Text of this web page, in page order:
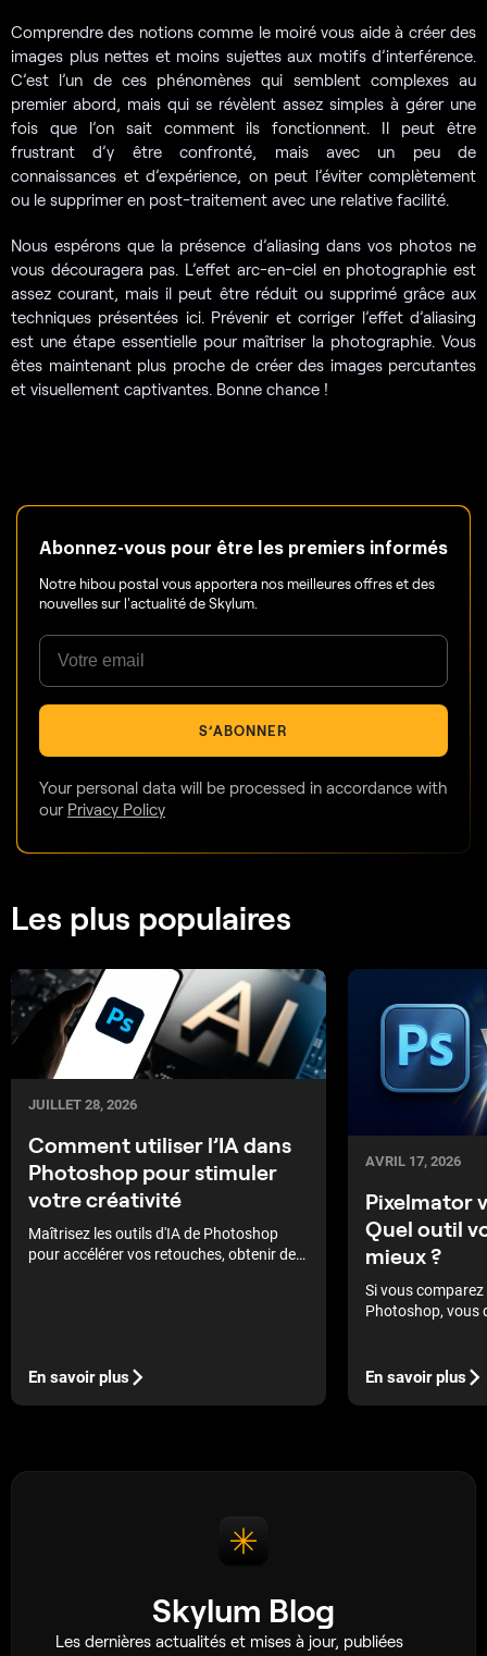
Comprendre des notions comme le moiré vous aide à créer des
images plus nettes et moins sujettes aux motifs d’interférence.
C’est l’un de ces phénomènes qui semblent complexes au
premier abord, mais qui se révèlent assez simples à gérer une
fois que l’on sait comment ils fonctionnent. Il peut être
frustrant d’y être confronté, mais avec un peu de
connaissances et d’expérience, on peut l’éviter complètement
ou le supprimer en post-traitement avec une relative facilité.
Nous espérons que la présence d’aliasing dans vos photos ne
vous découragera pas. L’effet arc-en-ciel en photographie est
assez courant, mais il peut être réduit ou supprimé grâce aux
techniques présentées ici. Prévenir et corriger l’effet d’aliasing
est une étape essentielle pour maîtriser la photographie. Vous
êtes maintenant plus proche de créer des images percutantes
et visuellement captivantes. Bonne chance !
Abonnez-vous pour être les premiers informés
Notre hibou postal vous apportera nos meilleures offres et des
nouvelles sur l'actualité de Skylum.
S’ABONNER
Your personal data will be processed in accordance with
our Privacy Policy
Les plus populaires
JUILLET 28, 2026
Comment utiliser l’IA dans
Photoshop pour stimuler
votre créativité
Maîtrisez les outils d'IA de Photoshop
pour accélérer vos retouches, obtenir des
En savoir plus
AVRIL 17, 2026
Pixelmator
Quel outil
mieux ?
Si vous
Photoshop, vous
En savoir plus
Skylum Blog
Les dernières actualités et mises à jour, publiées